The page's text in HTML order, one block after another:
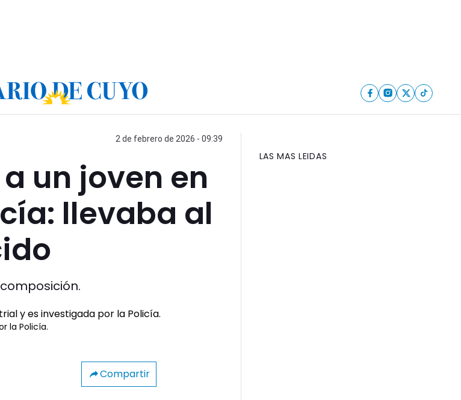
2 de febrero de 2026 - 09:39
un joven en
llevaba al
la Policía.
Compartir
LAS MAS LEIDAS